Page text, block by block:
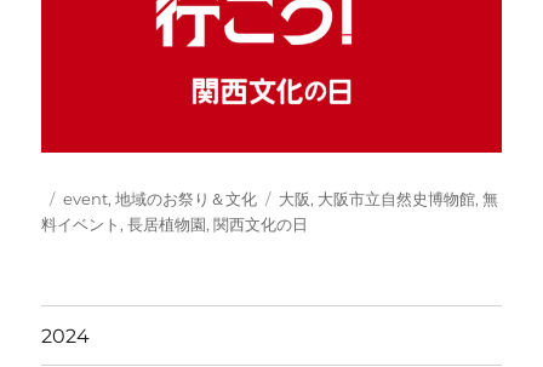
投
稿
カ
テ
event,地域のお祭り＆文化
タ
グ
大阪, 大阪市立自然史博物館,無
料イベント,長居植物園,関西文化の日
2024